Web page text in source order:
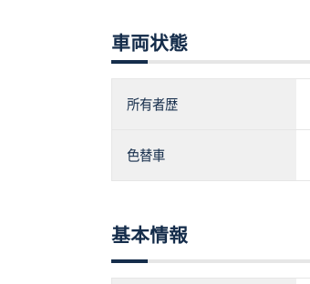
車両状態
所有者歴
色替車
基本情報